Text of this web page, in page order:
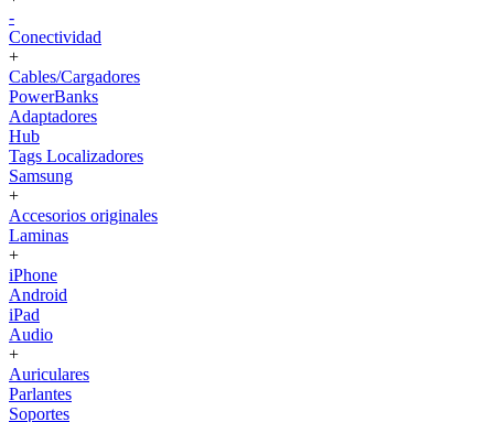
-
Conectividad
+
Cables/Cargadores
PowerBanks
Adaptadores
Hub
Tags Localizadores
Samsung
+
Accesorios originales
Laminas
+
iPhone
Android
iPad
Audio
+
Auriculares
Parlantes
Soportes